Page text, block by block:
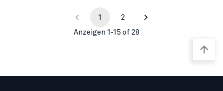
1 2
Anzeigen 1-15 of 28